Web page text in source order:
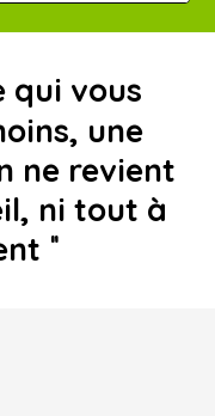
qui vous
une
ne revient
ni tout à
"